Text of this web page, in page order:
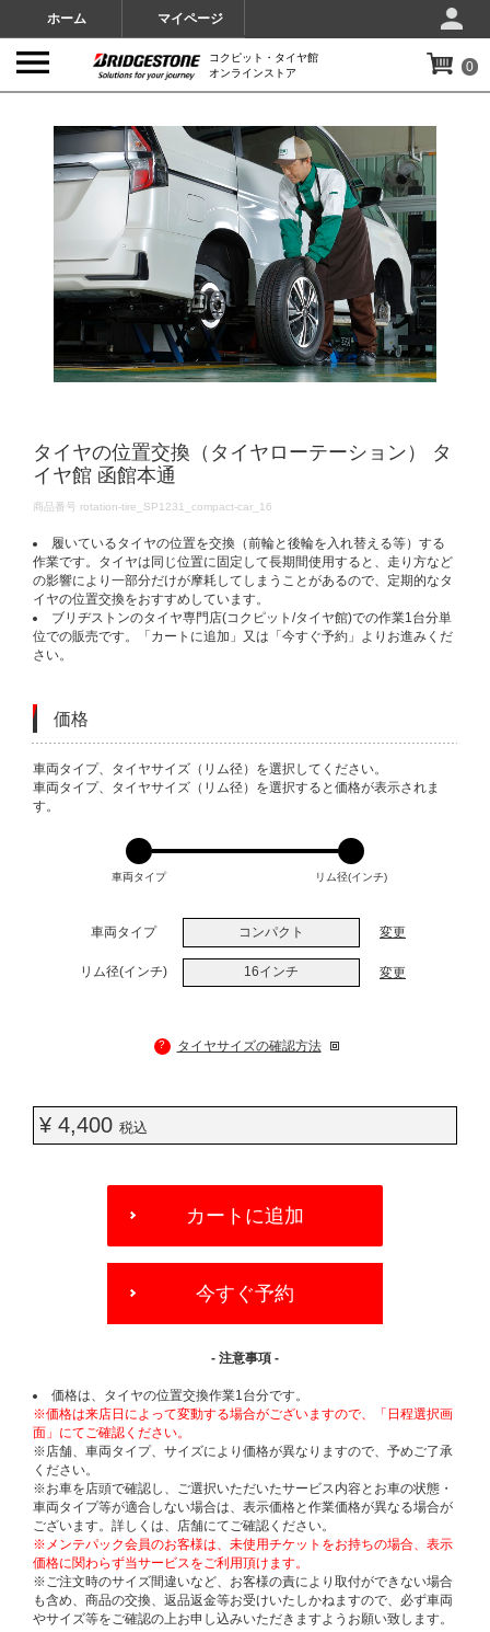
ホーム マイページ
コクピット・タイヤ館
オンラインストア
0
タイヤの位置交換（タイヤローテーション） タ
イヤ館 函館本通
DETAILS
商品番号 rotation-tire_SP1231_compact-car_16
履いているタイヤの位置を交換（前輪と後輪を入れ替える等）する
作業です。タイヤは同じ位置に固定して長期間使用すると、走り方など
の影響により一部分だけが摩耗してしまうことがあるので、定期的なタ
イヤの位置交換をおすすめしています。
ブリヂストンのタイヤ専門店(コクピット/タイヤ館)での作業1台分単
位での販売です。「カートに追加」又は「今すぐ予約」よりお進みくだ
さい。
価格
VARIATIONS
車両タイプ、タイヤサイズ（リム径）を選択してください。
車両タイプ、タイヤサイズ（リム径）を選択すると価格が表示されま
す。
車両タイプ リム径(インチ)
車両タイプ コンパクト 変更
リム径(インチ) 16インチ 変更
? タイヤサイズの確認方法
¥ 4,400 税込
OPTIONS
カートに追加
今すぐ予約
- 注意事項 -
価格は、タイヤの位置交換作業1台分です。
※価格は来店日によって変動する場合がございますので、「日程選択画
面」にてご確認ください。
※店舗、車両タイプ、サイズにより価格が異なりますので、予めご了承
ください。
※お車を店頭で確認し、ご選択いただいたサービス内容とお車の状態・
車両タイプ等が適合しない場合は、表示価格と作業価格が異なる場合が
ございます。詳しくは、店舗にてご確認ください。
※メンテパック会員のお客様は、未使用チケットをお持ちの場合、表示
価格に関わらず当サービスをご利用頂けます。
※ご注文時のサイズ間違いなど、お客様の責により取付ができない場合
も含め、商品の交換、返品返金等お受けいたしかねますので、必ず車両
やサイズ等をご確認の上お申し込みいただきますようお願い致します。